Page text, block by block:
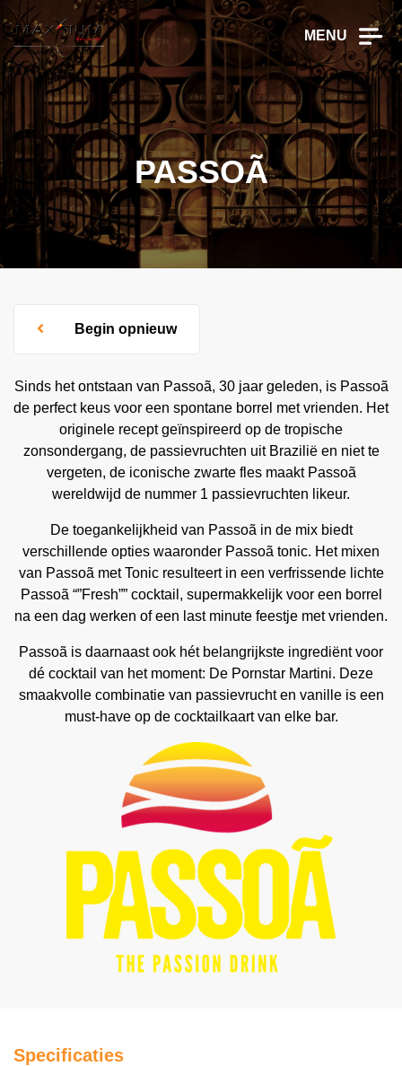
MENU
PASSOÃ
Begin opnieuw
Sinds het ontstaan van Passoã, 30 jaar geleden, is Passoã
de perfect keus voor een spontane borrel met vrienden. Het
originele recept geïnspireerd op de tropische
zonsondergang, de passievruchten uit Brazilië en niet te
vergeten, de iconische zwarte fles maakt Passoã
wereldwijd de nummer 1 passievruchten likeur.
De toegankelijkheid van Passoã in de mix biedt
verschillende opties waaronder Passoã tonic. Het mixen
van Passoã met Tonic resulteert in een verfrissende lichte
Passoã “”Fresh”” cocktail, supermakkelijk voor een borrel
na een dag werken of een last minute feestje met vrienden.
Passoã is daarnaast ook hét belangrijkste ingrediënt voor
dé cocktail van het moment: De Pornstar Martini. Deze
smaakvolle combinatie van passievrucht en vanille is een
must-have op de cocktailkaart van elke bar.
Specificaties